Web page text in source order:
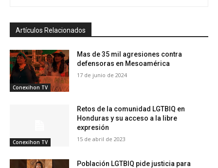
Artículos Relacionados
Conexihon TV
Mas de 35 mil agresiones contra
defensoras en Mesoamérica
17 de junio de 2024
Conexihon TV
Retos de la comunidad LGTBIQ en
Honduras y su acceso a la libre
expresión
15 de abril de 2023
Población LGTBIQ pide justicia para